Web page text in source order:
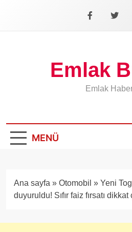
Facebook
X
Emlak
Emlak
MENÜ
Ana sayfa » Otomobil » Yeni
duyuruldu! Sıfır faiz fırsatı